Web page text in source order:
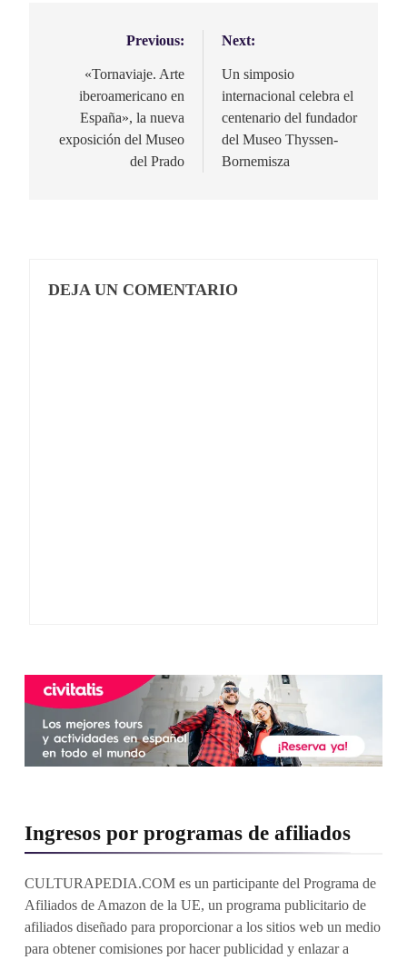
Navegación
entradas
Previous:
«Tornaviaje. Arte
iberoamericano en
España», la nueva
exposición del Museo
del Prado
Next:
Un simposio
internacional celebra el
centenario del fundador
del Museo Thyssen-
Bornemisza
DEJA UN COMENTARIO
Ingresos por programas de afiliados
CULTURAPEDIA.COM es un participante del Programa de
Afiliados de Amazon de la UE, un programa publicitario de
afiliados diseñado para proporcionar a los sitios web un medio
para obtener comisiones por hacer publicidad y enlazar a